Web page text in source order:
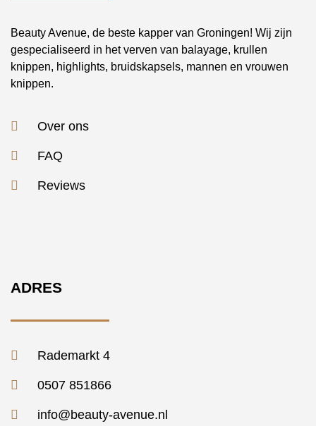
Beauty Avenue, de beste kapper van Groningen! Wij zijn
gespecialiseerd in het verven van balayage, krullen
knippen, highlights, bruidskapsels, mannen en vrouwen
knippen.
Over ons
FAQ
Reviews
ADRES
Rademarkt 4
0507 851866
info@beauty-avenue.nl